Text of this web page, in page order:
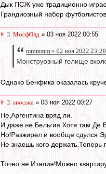
Дык ПСЖ уже традиционно
Грандиозный набор
# МосфОлд » 03 ноя 2022 00:55
mmmmm » 02 ноя 2022 23:20
Монструозный голище
Однако Бенфика оказалась
# авоська » 03 ноя 2022 00:27
Не,Аргентина вряд ли.
И даже не Бельгия.Хотя там Де
Но!Разжирел и вообще сдулся
Не знаешь кого держать.Теперь
Точно не Италия!Можно